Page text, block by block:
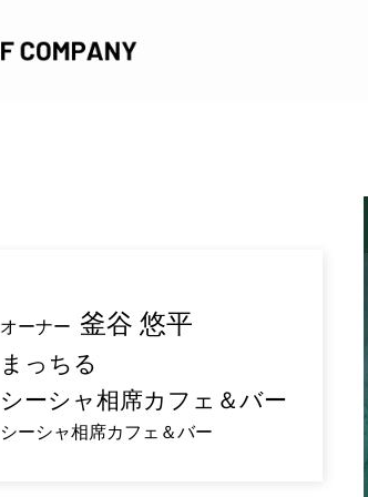
オーナー 釜谷 悠平
まっちる
シーシャ相席カフェ＆バー
シーシャ相席カフェ＆バー